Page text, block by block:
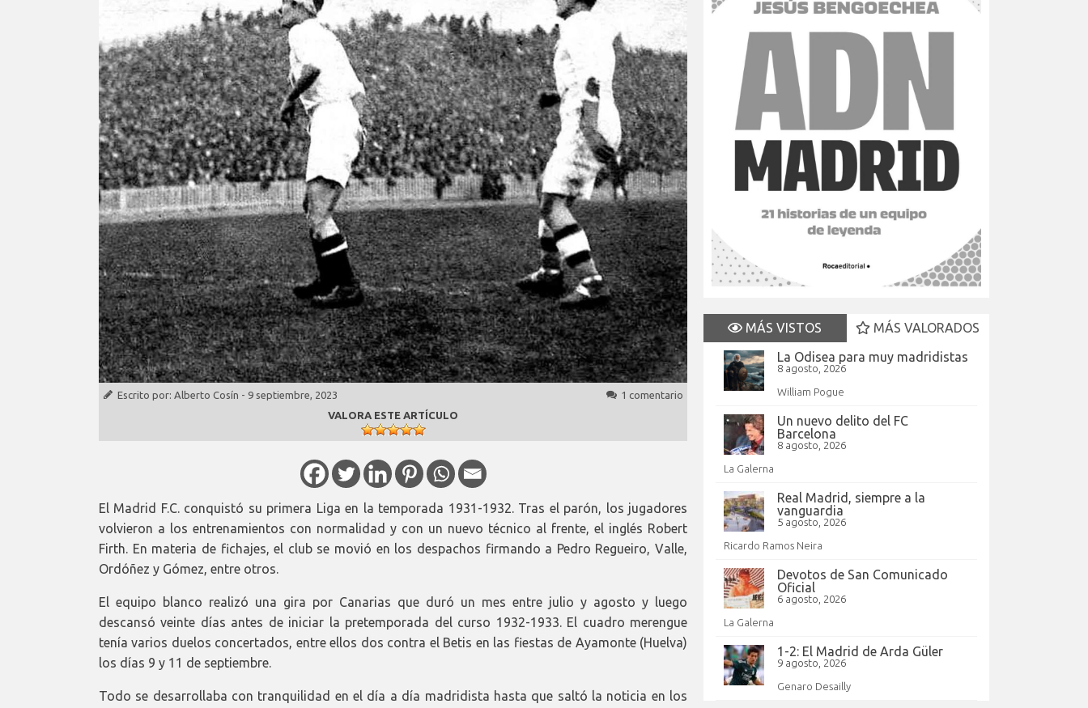
Escrito por: Alberto Cosín - 9 septiembre, 2023
1 comentario
VALORA ESTE ARTÍCULO
El Madrid F.C. conquistó su primera Liga en la temporada 1931-1932. Tras el parón, los jugadores
volvieron a los entrenamientos con normalidad y con un nuevo técnico al frente, el inglés Robert
Firth. En materia de fichajes, el club se movió en los despachos firmando a Pedro Regueiro, Valle,
Ordóñez y Gómez, entre otros.
El equipo blanco realizó una gira por Canarias que duró un mes entre julio y agosto y luego
descansó veinte días antes de iniciar la pretemporada del curso 1932-1933. El cuadro merengue
tenía varios duelos concertados, entre ellos dos contra el Betis en las fiestas de Ayamonte (Huelva)
los días 9 y 11 de septiembre.
Todo se desarrollaba con tranquilidad en el día a día madridista hasta que saltó la noticia en los
MÁS VISTOS
MÁS VALORADOS
La Odisea para muy madridistas
8 agosto, 2026
William Pogue
Un nuevo delito del FC
Barcelona
8 agosto, 2026
La Galerna
Real Madrid, siempre a la
vanguardia
5 agosto, 2026
Ricardo Ramos Neira
Devotos de San Comunicado
Oficial
6 agosto, 2026
La Galerna
1-2: El Madrid de Arda Güler
9 agosto, 2026
Genaro Desailly